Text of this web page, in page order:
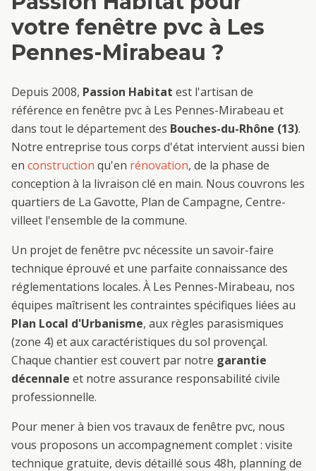
votre fenêtre pvc à Les
Pennes-Mirabeau ?
Depuis 2008, Passion Habitat est l'artisan de
référence en fenêtre pvcà Les Pennes-Mirabeau et
dans tout le département des Bouches-du-Rhône (13).
Notre entreprise tous corps d'état intervient aussi bien
en construction qu'en rénovation, de la phase de
conception à la livraison clé en main. Nous couvrons les
quartiers de La Gavotte, Plan de Campagne, Centre-
villeet l'ensemble de la commune.
Un projet de fenêtre pvc nécessite un savoir-faire
technique éprouvé et une parfaite connaissance des
réglementations locales. À Les Pennes-Mirabeau, nos
équipes maîtrisent les contraintes spécifiques liées au
Plan Local d'Urbanisme, aux règles parasismiques
(zone 4) et aux caractéristiques du sol provençal.
Chaque chantier est couvert par notre garantie
décennale et notre assurance responsabilité civile
professionnelle.
Pour mener à bien vos travaux de fenêtre pvc, nous
vous proposons un accompagnement complet : visite
technique gratuite, devis détaillé sous 48h, planning de